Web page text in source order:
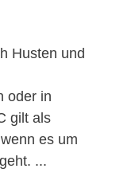
Husten und
oder in
gilt als
es um
...